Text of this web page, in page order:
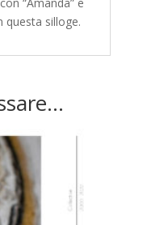
questa silloge.